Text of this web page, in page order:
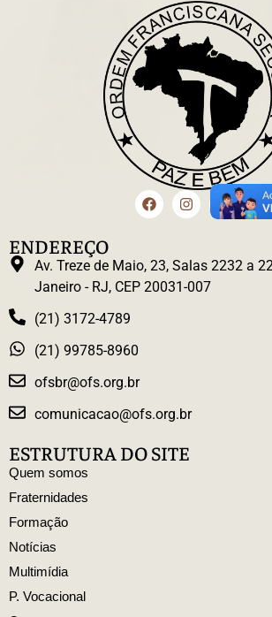
ENDEREÇO
Av. Treze de Maio, 23, Salas 2232 a
Janeiro - RJ, CEP 20031-007
(21) 3172-4789
(21) 99785-8960
ofsbr@ofs.org.br
comunicacao@ofs.org.br
ESTRUTURA DO SITE
Quem somos
Fraternidades
Formação
Notícias
Multimídia
P. Vocacional